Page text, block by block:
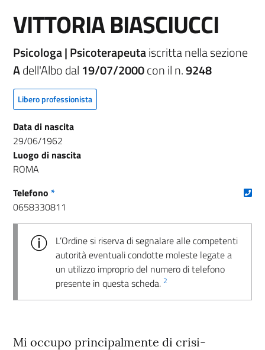
VITTORIA BIASCIUCCI
Psicologa | Psicoterapeutaiscritta nella sezione
Adell'Albo dal 19/07/2000con il n.9248
Libero professionista
Data di nascita
29/06/1962
Luogo di nascita
ROMA
Telefono *
0658330811
L’Ordine si riserva di segnalare alle competenti
autorità eventuali condotte moleste legate a
un utilizzo improprio del numero di telefono
presente in questa scheda. 2
Mi occupo principalmente di crisi-